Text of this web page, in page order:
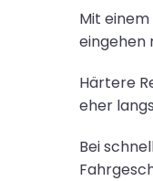
Mit
eingehen
Härtere
eher
Bei